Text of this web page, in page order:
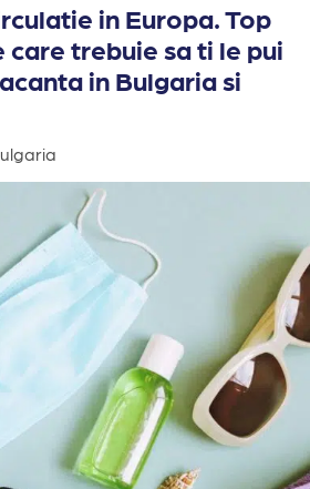
in Europa. Top
care trebuie sa ti le pui
in Bulgaria si